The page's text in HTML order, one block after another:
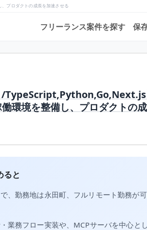
プロダクトの成長を加速させる
フリーランス案件を探す 保
/
環境を整備し、プロダクトの
ると
、勤務地は永田町、フルリモート勤務が
業務フロー実装や、MCPサーバを中心と